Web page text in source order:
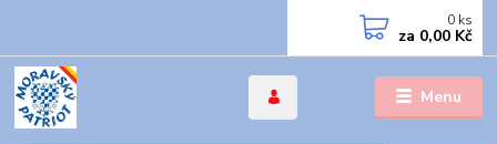
Menu
0 ks
za 0,00 Kč